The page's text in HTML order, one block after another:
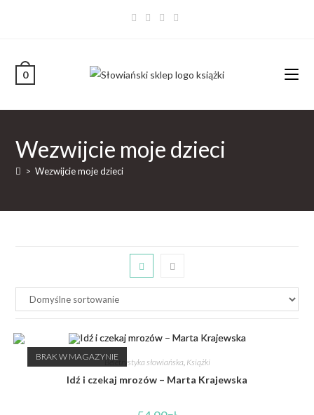
0
Wezwijcie moje dzieci
> Wezwijcie moje dzieci
BRAK W MAGAZYNIE
Beletrystyka słowiańska, Książki
Idź i czekaj mrozów – Marta Krajewska